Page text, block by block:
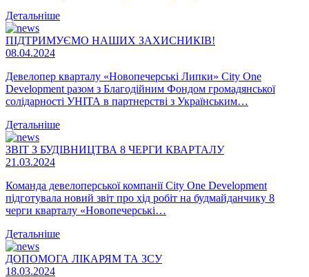
Детальніше
ПІДТРИМУЄМО НАШИХ ЗАХИСНИКІВ!
08.04.2024
Девелопер кварталу «Новопечерські Липки» City One
Development разом з Благодійним Фондом громадянської
солідарності УНІТА в партнерстві з Українським…
Детальніше
ЗВІТ З БУДІВНИЦТВА 8 ЧЕРГИ КВАРТАЛУ
21.03.2024
Команда девелоперської компанії City One Development
підготувала новий звіт про хід робіт на будмайданчику 8
черги кварталу «Новопечерські…
Детальніше
ДОПОМОГА ЛІКАРЯМ ТА ЗСУ
18.03.2024